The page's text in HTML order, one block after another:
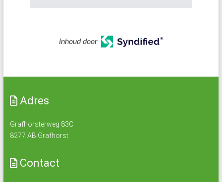
Inhoud door
Adres
Grafhorsterweg 83C
8277 AB Grafhorst
Contact